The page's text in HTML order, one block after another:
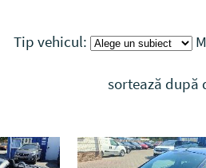
Tip vehicul:
sortează după